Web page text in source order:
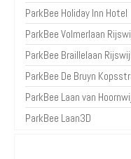
ParkBee Holiday Inn Hotel
ParkBee Volmerlaan
ParkBee Braillelaan
ParkBee De Bruyn
ParkBee Laan van
ParkBee Laan3D